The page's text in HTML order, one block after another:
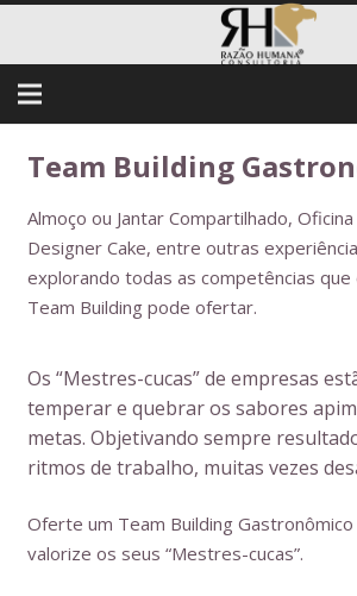
Team Building
Almoço ou Jantar Compartilhado,
Designer Cake, entre outras
explorando todas as competências
Team Building pode ofertar.
Os “Mestres-cucas” de empresas
temperar e quebrar os sabores
metas. Objetivando sempre
ritmos de trabalho, muitas vezes
Oferte um Team Building
valorize os seus “Mestres-cucas”.